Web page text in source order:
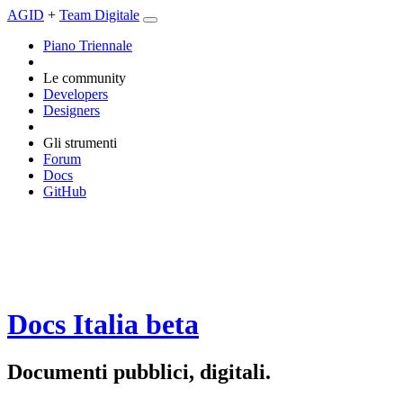
AGID + Team Digitale
Piano Triennale
Le community
Developers
Designers
Gli strumenti
Forum
Docs
GitHub
Docs Italia beta
Documenti pubblici, digitali.